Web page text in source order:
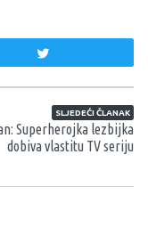
SLJEDEĆI ČLANAK
Superherojka lezbijka
dobiva vlastitu TV seriju